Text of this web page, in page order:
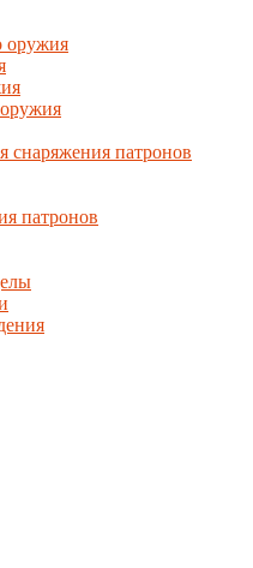
оружия
снаряжения патронов
патронов